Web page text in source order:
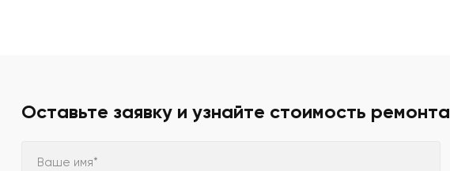
Оставьте заявку и узнайте стоимость ремонта
Ваше имя*